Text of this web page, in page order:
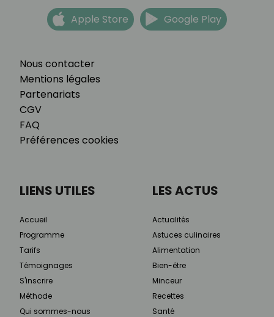
Nous contacter
Mentions légales
Partenariats
CGV
FAQ
Préférences cookies
Apple Store Google Play
LIENS UTILES
Accueil
Programme
Tarifs
Témoignages
S'inscrire
Méthode
Qui sommes-nous
LES ACTUS
Actualités
Astuces culinaires
Alimentation
Bien-être
Minceur
Recettes
Santé